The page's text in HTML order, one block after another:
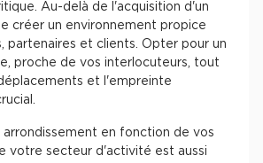
Au-delà de l'acquisition d'un
créer un environnement propice
partenaires et clients. Opter pour un
proche de vos interlocuteurs, tout
et l'empreinte
arrondissement en fonction de vos
votre secteur d'activité est aussi